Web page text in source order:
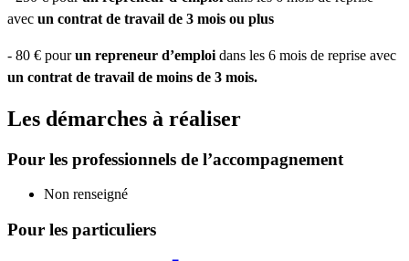
avec un contrat de travail de 3 mois ou plus
- 80 € pourun repreneur d’emploi dans les 6 mois de reprise avec
un contrat de travail de moins de 3 mois.
Les démarches à réaliser
Pour les professionnels de l’accompagnement
Non renseigné
Pour les particuliers